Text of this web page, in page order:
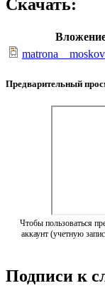
Скачать:
Предварительный
Чтобы пользоваться
аккаунт (учетную
Подписи к